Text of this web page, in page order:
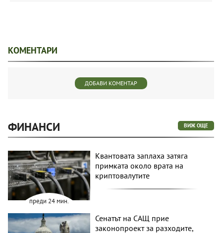
КОМЕНТАРИ
ДОБАВИ КОМЕНТАР
ФИНАНСИ ВИЖ ОЩЕ
преди 24 мин.
Квантовата заплаха затяга
примката около врата на
криптовалутите
Сенатът на САЩ прие
законопроект за разходите,